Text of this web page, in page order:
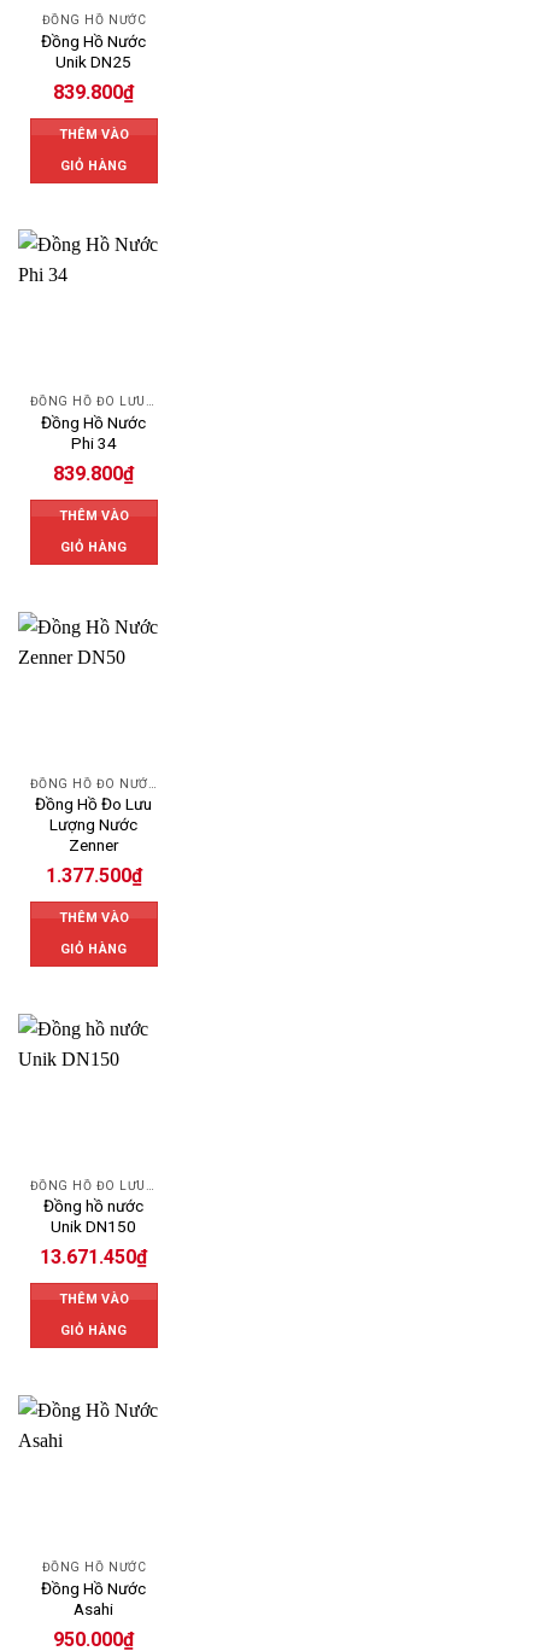
ĐỒNG HỒ NƯỚC
Đồng Hồ Nước
Unik DN25
839.800₫
THÊM VÀO
GIỎ HÀNG
ĐỒNG HỒ ĐO LƯU LƯỢNG NƯỚC UNIK
Đồng Hồ Nước
Phi 34
839.800₫
THÊM VÀO
GIỎ HÀNG
Đồng Hồ Đo Lưu
Lượng Nước
Zenner
1.377.500₫
THÊM VÀO
GIỎ HÀNG
Đồng hồ nước
Unik DN150
13.671.450₫
THÊM VÀO
GIỎ HÀNG
ĐỒNG HỒ NƯỚC
Đồng Hồ Nước
Asahi
950.000₫